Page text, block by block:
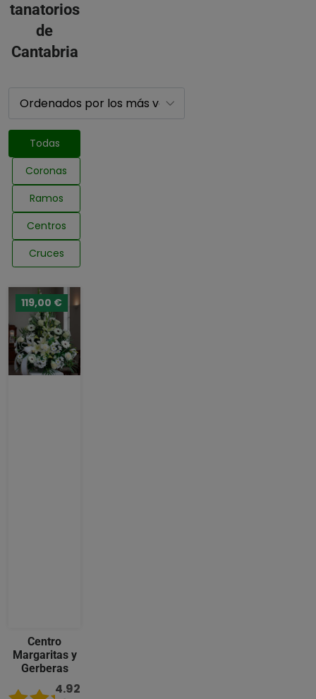
tanatorios
de
Cantabria
Todas
Coronas
Ramos
Centros
Cruces
119,00 €
Centro
Margaritas y
Gerberas
4.92